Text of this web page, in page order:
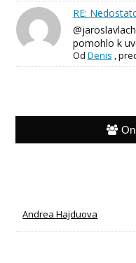
RE:
pomohlo k
Od Denis ,
Andrea Hajduova